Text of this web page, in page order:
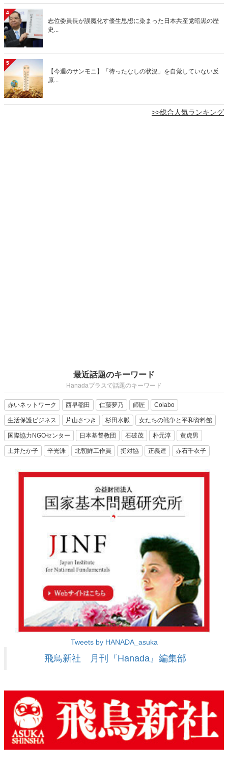
4
志位委員長が誤魔化す優生思想に染まった日本共産党暗黒の歴
史...
5
【今週のサンモニ】「待ったなしの状況」を自覚していない反
原...
>>総合人気ランキング
最近話題のキーワード
Hanadaプラスで話題のキーワード
赤いネットワーク 西早稲田 仁藤夢乃 師匠 Colabo
生活保護ビジネス 片山さつき 杉田水脈 女たちの戦争と平和資料館
国際協力NGOセンター 日本基督教団 石破茂 朴元淳 黄虎男
土井たか子 辛光洙 北朝鮮工作員 挺対協 正義連 赤石千衣子
Tweets by HANADA_asuka
飛鳥新社 月刊『Hanada』編集部